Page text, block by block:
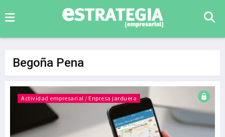
Begoña Pena
Actividad empresarial / Enpresa jarduera